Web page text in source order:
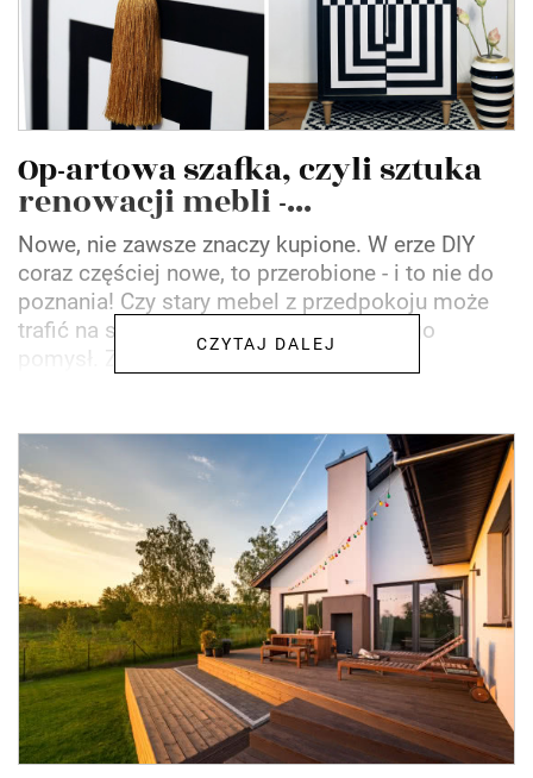
Op-artowa szafka, czyli sztuka
renowacji mebli -...
Nowe, nie zawsze znaczy kupione. W erze DIY
coraz częściej nowe, to przerobione - i to nie do
poznania! Czy stary mebel z przedpokoju może
trafić na salony? Tak, jeśli mamy na niego
pomysł. Z resztą...
CZYTAJ DALEJ